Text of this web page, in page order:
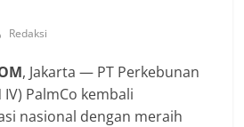
Redaksi
, Jakarta — PT Perkebunan
PalmCo kembali
nasional dengan meraih